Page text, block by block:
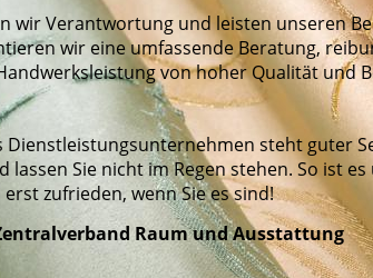
wir Verantwortung und leisten unseren
wir eine umfassende Beratung,
von hoher Qualität und
Dienstleistungsunternehmen steht guter
lassen Sie nicht im Regen stehen. So ist
zufrieden, wenn Sie es sind!
Raum und Ausstattung